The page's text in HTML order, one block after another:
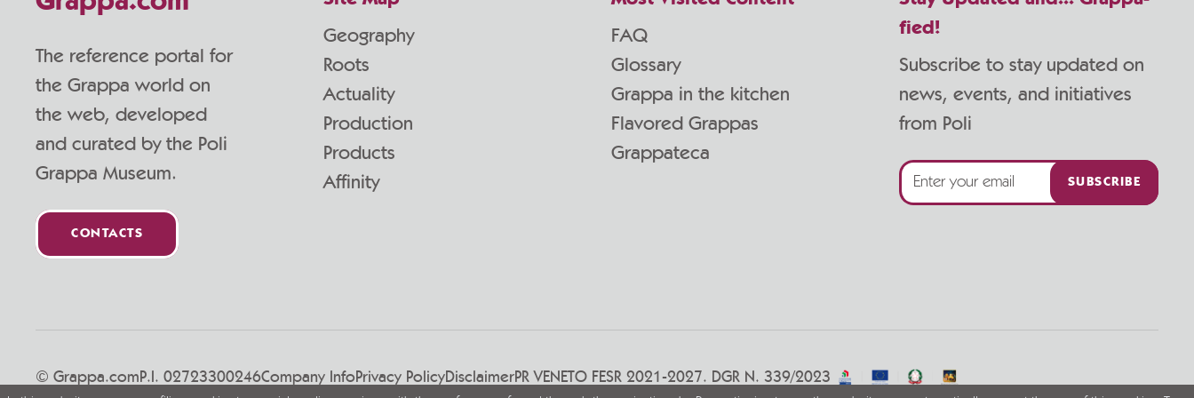
fied!
Subscribe to stay updated on
news, events, and initiatives
from Poli
SUBSCRIBE
The reference portal for
the Grappa world on
the web, developed
and curated by the Poli
Grappa Museum.
CONTACTS
Geography
Roots
Actuality
Production
Products
Affinity
FAQ
Glossary
Grappa in the kitchen
Flavored Grappas
Grappateca
© Grappa.comP.I. 02723300246Company InfoPrivacy PolicyDisclaimerPR VENETO FESR 2021-2027. DGR N. 339/2023